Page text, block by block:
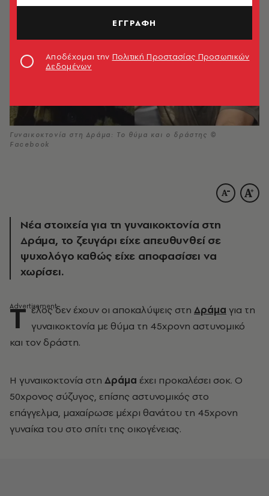
Γυναικοκτονία στη Δράμα: Το θύμα και ο δράστης ©
Facebook
Νέα στοιχεία για τη γυναικοκτονία στη
Δράμα, το ζευγάρι είχε απευθυνθεί σε
ψυχολόγο καθώς είχε αποφασίσει να
χωρίσει.
Τ έλος δεν έχουν οι αποκαλύψεις στη Δράμα για τη
γυναικοκτονία με θύμα τη 45χρονη αστυνομικό
και τον δράστη.
Η γυναικοκτονία στη Δράμα έχει προκαλέσει σοκ. Ο
50χρονος σύζυγος, επίσης αστυνομικός στο
επάγγελμα, μαχαίρωσε μέχρι θανάτου τη 45χρονη
γυναίκα του στο σπίτι της οικογένειας.
ΕΓΓΡΑΦΗ
Αποδέχομαι την Πολιτική Προστασίας Προσωπικών
Δεδομένων